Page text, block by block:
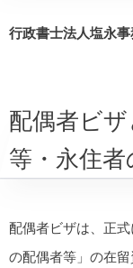
行政書士法人塩永
配偶者ビ
等・永住者
配偶者ビザは、正
の配偶者等」の在